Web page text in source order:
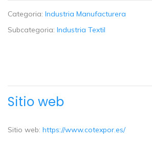
Categoria: Industria Manufacturera
Subcategoria: Industria Textil
Sitio web
Sitio web: https://www.cotexpor.es/